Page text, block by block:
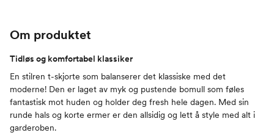
Om produktet
Tidløs og komfortabel klassiker
En stilren t-skjorte som balanserer det klassiske med det
moderne! Den er laget av myk og pustende bomull som føles
fantastisk mot huden og holder deg fresh hele dagen. Med sin
runde hals og korte ermer er den allsidig og lett å style med alt i
garderoben.